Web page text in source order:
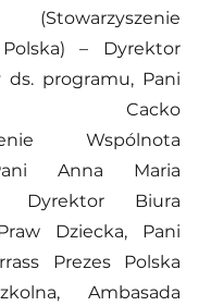
(Stowarzyszenie
– Dyrektor
ds. programu, Pani
Cacko
Wspólnota
Anna Maria
Dyrektor Biura
Dziecka, Pani
Prezes Polska
Ambasada